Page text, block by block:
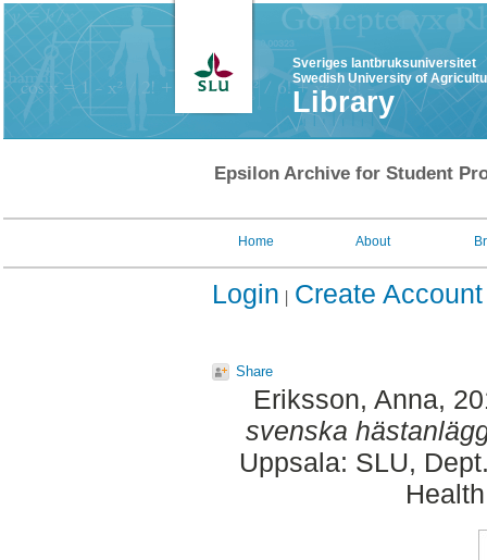
Sveriges lantbruksuniversitet
Swedish University of
Library
Epsilon Archive for Student
Home About
Login Create Account
Share
Eriksson, Anna,
svenska
Uppsala: SLU,